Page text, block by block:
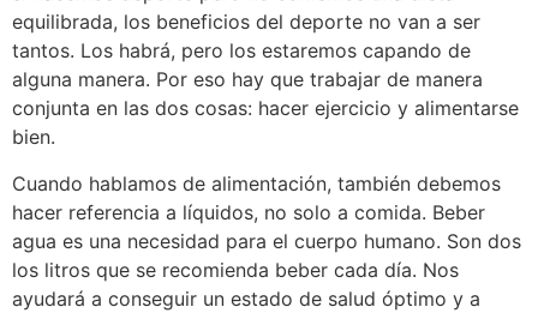
equilibrada, los beneficios del deporte no van a ser
tantos. Los habrá, pero los estaremos capando de
alguna manera. Por eso hay que trabajar de manera
conjunta en las dos cosas: hacer ejercicio y alimentarse
bien.
Cuando hablamos de alimentación, también debemos
hacer referencia a líquidos, no solo a comida. Beber
agua es una necesidad para el cuerpo humano. Son dos
los litros que se recomienda beber cada día. Nos
ayudará a conseguir un estado de salud óptimo y a